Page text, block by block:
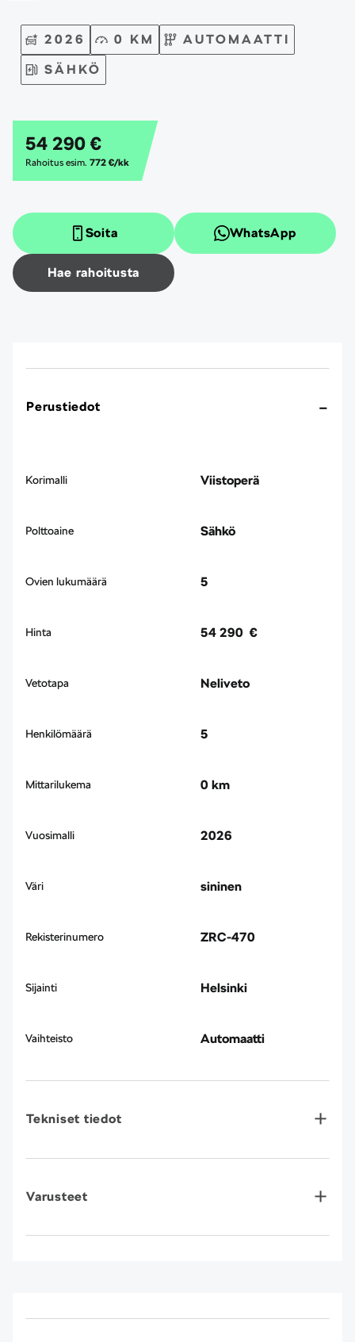
54 290 €
Rahoitus esim. 772 €/kk
2026 0 KM
AUTOMAATTI
SÄHKÖ
Soita WhatsApp
Hae rahoitusta
Perustiedot
Korimalli Viistoperä
Polttoaine Sähkö
Ovien lukumäärä 5
Hinta 54 290 €
Vetotapa Neliveto
Henkilömäärä 5
Mittarilukema 0 km
Vuosimalli 2026
Väri sininen
Rekisterinumero ZRC-470
Sijainti Helsinki
Vaihteisto Automaatti
Tekniset tiedot
Varusteet